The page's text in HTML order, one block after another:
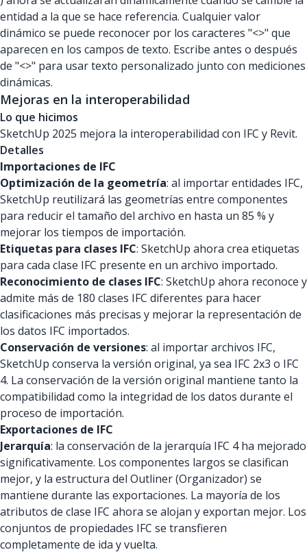
entidad a la que se hace referencia. Cualquier valor
dinámico se puede reconocer por los caracteres "<>" que
aparecen en los campos de texto. Escribe antes o después
de "<>" para usar texto personalizado junto con mediciones
dinámicas.
Mejoras en la interoperabilidad
Lo que hicimos
SketchUp 2025 mejora la interoperabilidad con IFC y Revit.
Detalles
Importaciones de IFC
Optimización de la geometría: al importar entidades IFC,
SketchUp reutilizará las geometrías entre componentes
para reducir el tamaño del archivo en hasta un 85 % y
mejorar los tiempos de importación.
Etiquetas para clases IFC: SketchUp ahora crea etiquetas
para cada clase IFC presente en un archivo importado.
Reconocimiento de clases IFC: SketchUp ahora reconoce y
admite más de 180 clases IFC diferentes para hacer
clasificaciones más precisas y mejorar la representación de
los datos IFC importados.
Conservación de versiones: al importar archivos IFC,
SketchUp conserva la versión original, ya sea IFC 2x3 o IFC
4. La conservación de la versión original mantiene tanto la
compatibilidad como la integridad de los datos durante el
proceso de importación.
Exportaciones de IFC
Jerarquía: la conservación de la jerarquía IFC 4 ha mejorado
significativamente. Los componentes largos se clasifican
mejor, y la estructura del Outliner (Organizador) se
mantiene durante las exportaciones. La mayoría de los
atributos de clase IFC ahora se alojan y exportan mejor. Los
conjuntos de propiedades IFC se transfieren
completamente de ida y vuelta.